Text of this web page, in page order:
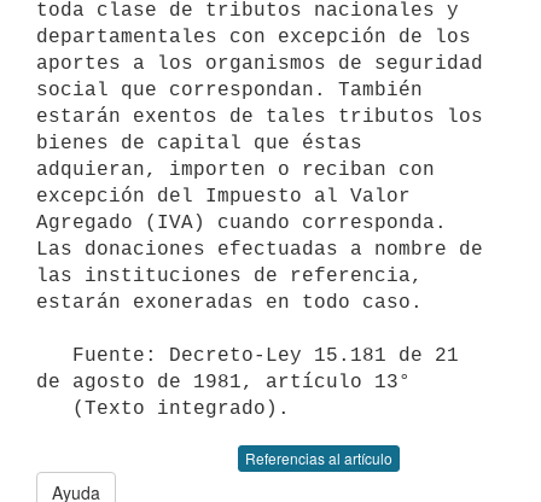
toda clase de tributos nacionales y
departamentales con excepción de los
aportes a los organismos de seguridad
social que correspondan. También
estarán exentos de tales tributos los
bienes de capital que éstas
adquieran, importen o reciban con
excepción del Impuesto al Valor
Agregado (IVA) cuando corresponda.
Las donaciones efectuadas a nombre de
las instituciones de referencia,
estarán exoneradas en todo caso.
de agosto de 1981, artículo 13°
   (Texto integrado).
Referencias al artículo
Ayuda